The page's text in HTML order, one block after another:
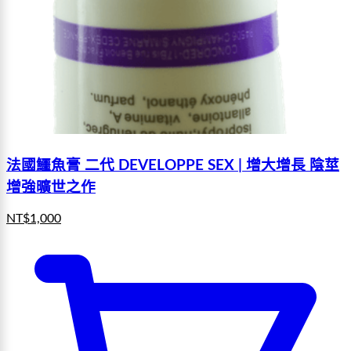
法國鱷魚膏 二代 DEVELOPPE SEX | 增大增長 陰莖
增強曠世之作
NT$1,000